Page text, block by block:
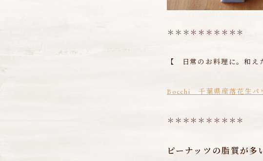
＊＊＊＊＊＊＊＊＊＊
【 日常のお料理に。和え
Bocchi 千葉県産落花生パ
＊＊＊＊＊＊＊＊＊＊
ピーナッツの脂質が多